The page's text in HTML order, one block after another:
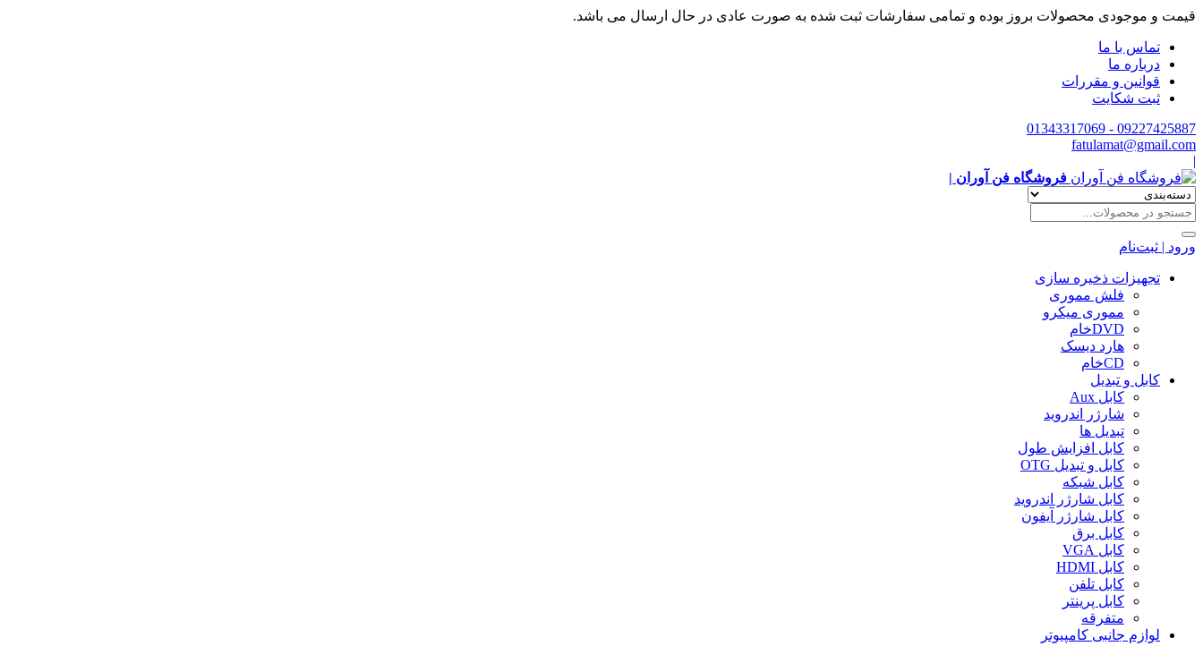
قیمت و موجودی محصولات بروز بوده و تمامی سفارشات ثبت شده به صورت عادی در حال ارسال می باشد.
تماس با ما
درباره ما
قوانین و مقررات
ثبت شکایت
09227425887 - 01343317069
fatulamat@gmail.com
|
فروشگاه فن آوران |
ورود | ثبت‌نام
تجهیزات ذخیره سازی
فلش مموری
مموری میکرو
DVDخام
هارد دیسک
CDخام
کابل و تبدیل
کابل Aux
شارژر اندروید
تبدیل ها
کابل افزایش طول
کابل و تبدیل OTG
کابل شبکه
کابل شارژر اندروید
کابل شارژر آیفون
کابل برق
کابل VGA
کابل HDMI
کابل تلفن
کابل پرینتر
متفرقه
لوازم جانبی کامپیوتر